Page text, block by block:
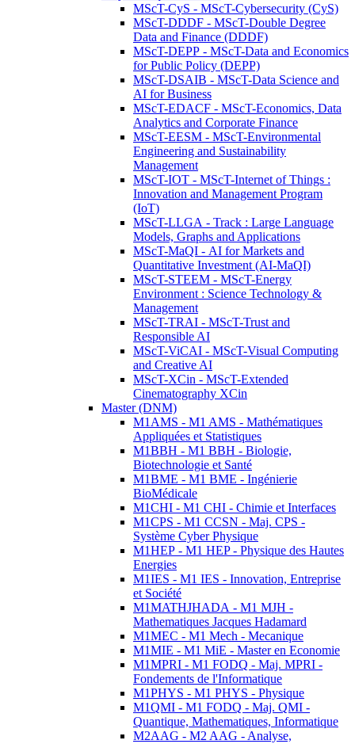
MScT-CyS - MScT-Cybersecurity (CyS)
MScT-DDDF - MScT-Double Degree
Data and Finance (DDDF)
MScT-DEPP - MScT-Data and Economics
for Public Policy (DEPP)
MScT-DSAIB - MScT-Data Science and
AI for Business
MScT-EDACF - MScT-Economics, Data
Analytics and Corporate Finance
MScT-EESM - MScT-Environmental
Engineering and Sustainability
Management
MScT-IOT - MScT-Internet of Things :
Innovation and Management Program
(IoT)
MScT-LLGA - Track : Large Language
Models, Graphs and Applications
MScT-MaQI - AI for Markets and
Quantitative Investment (AI-MaQI)
MScT-STEEM - MScT-Energy
Environment : Science Technology &
Management
MScT-TRAI - MScT-Trust and
Responsible AI
MScT-ViCAI - MScT-Visual Computing
and Creative AI
MScT-XCin - MScT-Extended
Cinematography XCin
Master (DNM)
M1AMS - M1 AMS - Mathématiques
Appliquées et Statistiques
M1BBH - M1 BBH - Biologie,
Biotechnologie et Santé
M1BME - M1 BME - Ingénierie
BioMédicale
M1CHI - M1 CHI - Chimie et Interfaces
M1CPS - M1 CCSN - Maj. CPS -
Système Cyber Physique
M1HEP - M1 HEP - Physique des Hautes
Energies
M1IES - M1 IES - Innovation, Entreprise
et Société
M1MATHJHADA - M1 MJH -
Mathematiques Jacques Hadamard
M1MEC - M1 Mech - Mecanique
M1MIE - M1 MiE - Master en Economie
M1MPRI - M1 FODQ - Maj. MPRI -
Fondements de l'Informatique
M1PHYS - M1 PHYS - Physique
M1QMI - M1 FODQ - Maj. QMI -
Quantique, Mathematiques, Informatique
M2AAG - M2 AAG - Analyse,